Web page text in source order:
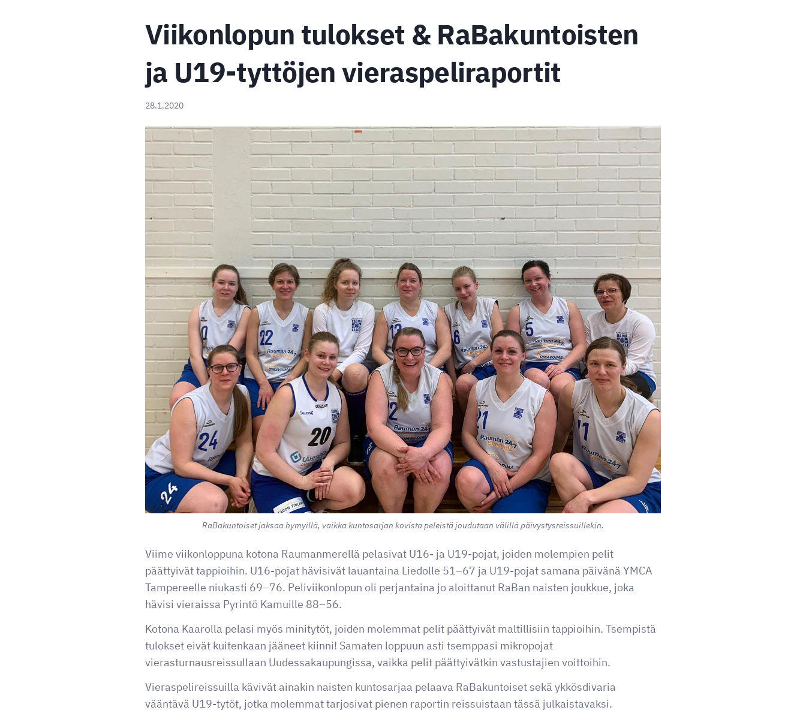
Viikonlopun tulokset & RaBakuntoisten
ja U19-tyttöjen vieraspeliraportit
28.1.2020
RaBakuntoiset jaksaa hymyillä, vaikka kuntosarjan kovista peleistä joudutaan välillä päivystysreissuillekin.
Viime viikonloppuna kotona Raumanmerellä pelasivat U16- ja U19-pojat, joiden molempien pelit
päättyivät tappioihin. U16-pojat hävisivät lauantaina Liedolle 51–67 ja U19-pojat samana päivänä YMCA
Tampereelle niukasti 69–76. Peliviikonlopun oli perjantaina jo aloittanut RaBan naisten joukkue, joka
hävisi vieraissa Pyrintö Kamuille 88–56.
Kotona Kaarolla pelasi myös minitytöt, joiden molemmat pelit päättyivät maltillisiin tappioihin. Tsempistä
tulokset eivät kuitenkaan jääneet kiinni! Samaten loppuun asti tsemppasi mikropojat
vierasturnausreissullaan Uudessakaupungissa, vaikka pelit päättyivätkin vastustajien voittoihin.
Vieraspelireissuilla kävivät ainakin naisten kuntosarjaa pelaava RaBakuntoiset sekä ykkösdivaria
vääntävä U19-tytöt, jotka molemmat tarjosivat pienen raportin reissuistaan tässä julkaistavaksi.